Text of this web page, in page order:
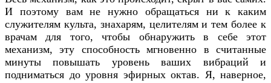
И поэтому вам не нужно обращаться ни к каким
служителям культа, знахарям, целителям и тем более к
врачам для того, чтобы обнаружить в себе этот
механизм, эту способность мгновенно в считанные
минуты повышать уровень ваших вибраций и
подниматься до уровня эфирных октав. Я, наверное,